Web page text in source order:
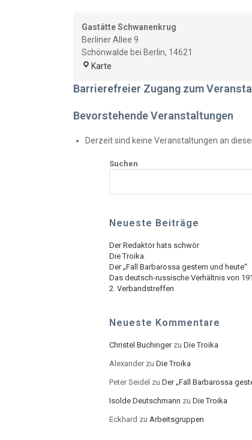
Gastätte Schwanenkrug
Berliner Allee 9
Schönwalde bei Berlin, 14621
Karte
Barrierefreier Zugang zum
Bevorstehende Veranstaltungen
Derzeit sind keine Veranstaltungen an
Suchen
Neueste Beiträge
Der Redaktör hats schwör
Die Troika
Der „Fall Barbarossa gestern und heute“
Das deutsch-russische Verhältnis von
2. Verbandstreffen
Neueste Kommentare
Christel Buchingerzu Die Troika
Alexanderzu Die Troika
Peter Seidel zu Der „Fall Barbarossa
Isolde Deutschmann zu Die Troika
Eckhard zu Arbeitsgruppen